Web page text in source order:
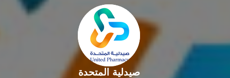
صيدلية المتحدة